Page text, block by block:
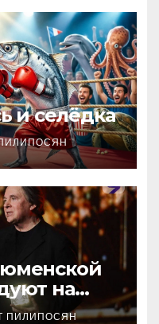
и селёдка
на
ПИЛИПОСЯН